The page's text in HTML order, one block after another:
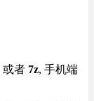
或者 7z, 手机端